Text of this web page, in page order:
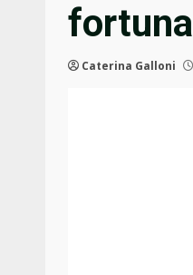
fortuna
Caterina Galloni